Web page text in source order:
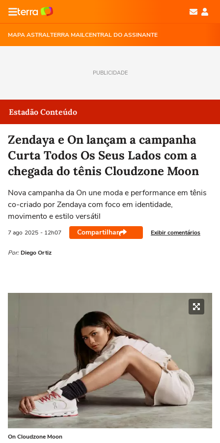
MAPA ASTRALTERRA MAILCENTRAL DO ASSINANTE
PUBLICIDADE
Estadão Conteúdo
Zendaya e On lançam a campanha
Curta Todos Os Seus Lados com a
chegada do tênis Cloudzone Moon
Nova campanha da On une moda e performance em tênis
co-criado por Zendaya com foco em identidade,
movimento e estilo versátil
7 ago 2025 - 12h07 Compartilhar Exibir comentários
Por: Diego Ortiz
On Cloudzone Moon